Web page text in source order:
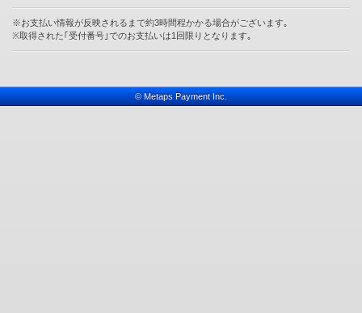
※お支払い情報が反映されるまで約3時間程かかる場合がございます｡
※取得された｢受付番号｣でのお支払いは1回限りとなります｡
© Metaps Payment Inc.